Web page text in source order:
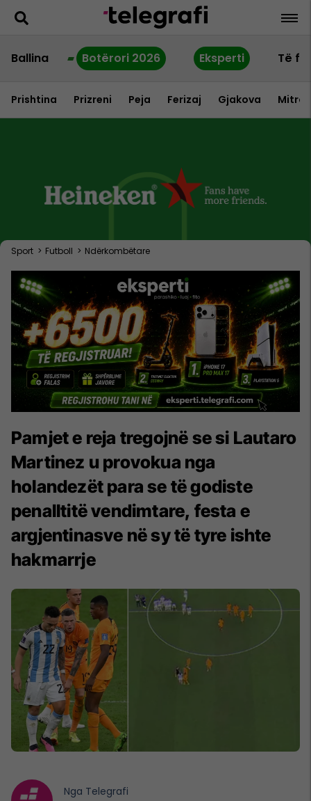
Ballina Botërori 2026 Eksperti Të
Prishtina Prizreni Peja Ferizaj Gjakova
Sport > Futboll > Ndërkombëtare
Pamjet e reja tregojnë se si Lautaro
Martinez u provokua nga
holandezët para se të godiste
penalltitë vendimtare, festa e
argjentinasve në sy të tyre ishte
hakmarrje
Nga Telegrafi